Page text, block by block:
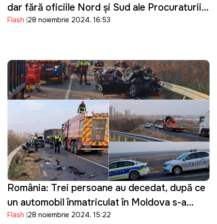
dar fără oficiile Nord și Sud ale Procuraturii
Anticorupție
Flash 28 noiembrie 2024, 16:53
România: Trei persoane au decedat, după ce
un automobil înmatriculat în Moldova s-a
ciocnit cu un TIR
Flash 28 noiembrie 2024, 15:22